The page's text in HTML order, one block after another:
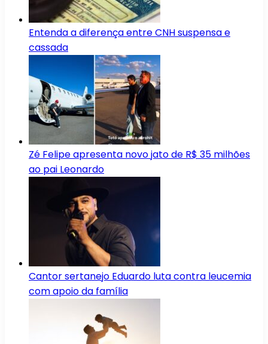
Entenda a diferença entre CNH suspensa e
cassada
Zé Felipe apresenta novo jato de R$ 35 milhões
ao pai Leonardo
Cantor sertanejo Eduardo luta contra leucemia
com apoio da família